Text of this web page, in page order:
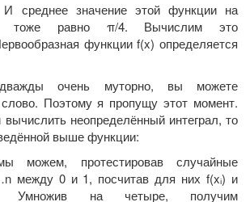
среднее значение этой функции на
тоже равно π/4. Вычислим это
функции f(x) определяется
дважды очень муторно, вы можете
Поэтому я пропущу этот момент.
неопределённый интеграл, то
выше функции:
можем, протестировав случайные
между 0 и 1, посчитав для них f(xᵢ) и
Умножив на четыре, получим